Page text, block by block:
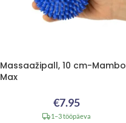
Massaažipall, 10 cm-Mambo
Max
€7.95
1–3 tööpäeva